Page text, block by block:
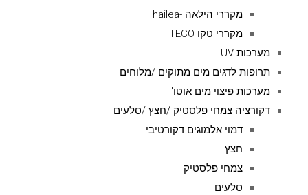
מקררי הילאה -hailea
מקררי טקו TECO
מערכות UV
תרופות לדגים מים מתוקים /מלוחים
מערכות פיצוי מים אוטו'
דקורציה-צמחי פלסטיק /חצץ /סלעים
דמוי אלמוגים דקורטיבי
חצץ
צמחי פלסטיק
סלעים